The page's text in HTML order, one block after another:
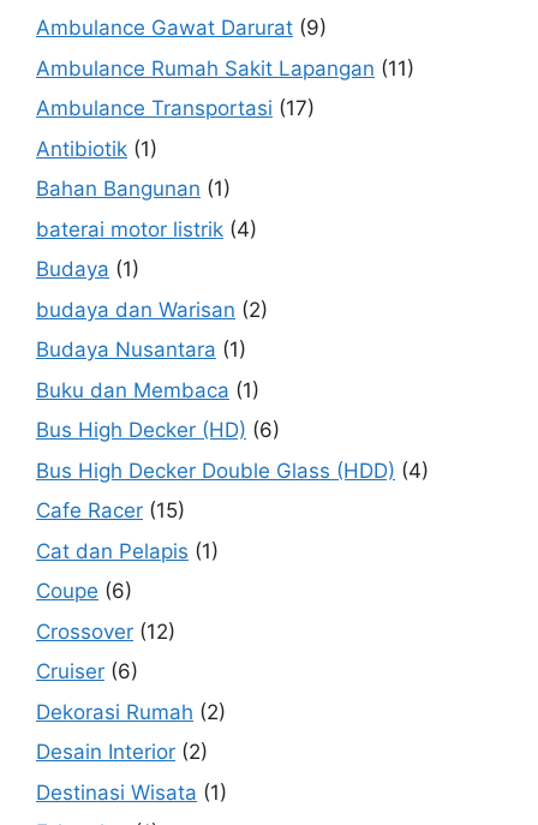
Ambulance Gawat Darurat (9)
Ambulance Rumah Sakit Lapangan (11)
Ambulance Transportasi (17)
Antibiotik (1)
Bahan Bangunan (1)
baterai motor listrik (4)
Budaya (1)
budaya dan Warisan (2)
Budaya Nusantara (1)
Buku dan Membaca (1)
Bus High Decker (HD) (6)
Bus High Decker Double Glass (HDD) (4)
Cafe Racer (15)
Cat dan Pelapis (1)
Coupe (6)
Crossover (12)
Cruiser (6)
Dekorasi Rumah (2)
Desain Interior (2)
Destinasi Wisata (1)